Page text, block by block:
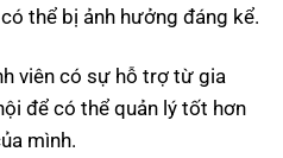
thể bị ảnh hưởng đáng kể.
viên có sự hỗ trợ từ gia
để có thể quản lý tốt hơn
mình.